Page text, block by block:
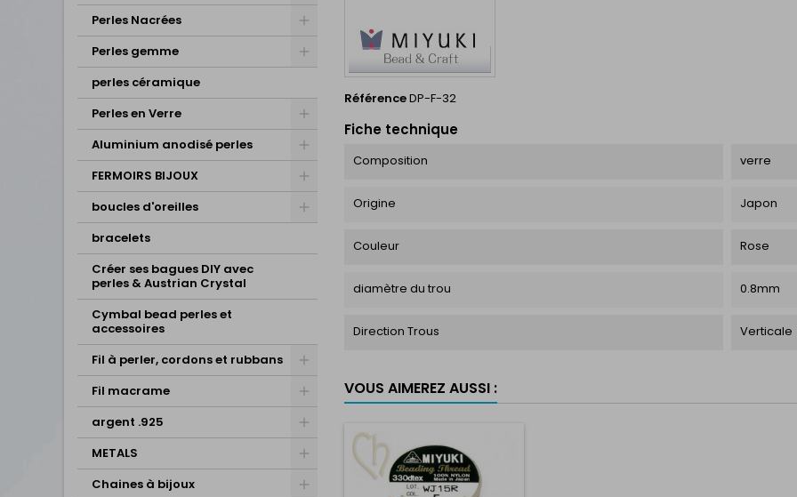
Perles Nacrées
Perles gemme
perles céramique
Perles en Verre
Aluminium anodisé perles
FERMOIRS BIJOUX
boucles d'oreilles
bracelets
Créer ses bagues DIY avec
perles & Austrian Crystal
Cymbal bead perles et
accessoires
Fil à perler, cordons et rubbans
Fil macrame
argent .925
METALS
Chaines à bijoux
RéférenceDP-F-32
Fiche technique
Composition verre
Origine Japon
Couleur Rose
diamètre du trou 0.8mm
Direction Trous Verticale
VOUS AIMEREZ AUSSI :